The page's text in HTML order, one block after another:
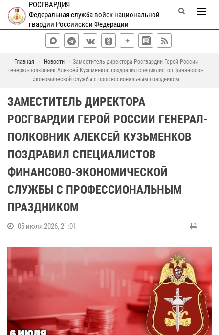
РОСГВАРДИЯ
Федеральная служба войск национальной
гвардии Российской Федерации
Главная Новости
Заместитель директора Росгвардии Герой России
генерал-полковник Алексей Кузьменков поздравил специалистов финансово-
экономической службы с профессиональным праздником
ЗАМЕСТИТЕЛЬ ДИРЕКТОРА
РОСГВАРДИИ ГЕРОЙ РОССИИ ГЕНЕРАЛ-
ПОЛКОВНИК АЛЕКСЕЙ КУЗЬМЕНКОВ
ПОЗДРАВИЛ СПЕЦИАЛИСТОВ
ФИНАНСОВО-ЭКОНОМИЧЕСКОЙ
СЛУЖБЫ С ПРОФЕССИОНАЛЬНЫМ
ПРАЗДНИКОМ
05 июля 2026, 21:01